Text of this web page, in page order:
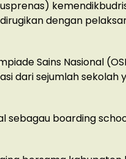
dengan
Sains Nasional
dari sejumlah sekolah
sebagau boarding